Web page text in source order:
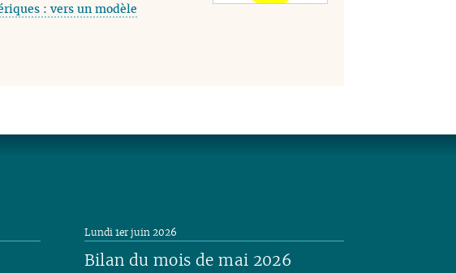
: vers un modèle
Bilan du mois de mai 2026
Lundi 1er juin 2026